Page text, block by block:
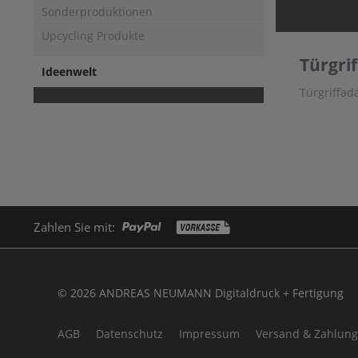
Sonderproduktionen
Upcycling Produkte
Ideenwelt
Zahlen Sie mit:
© 2026 ANDREAS NEUMANN Digitaldruck + Fertigung
AGB Datenschutz Impressum Versand & Zahlung